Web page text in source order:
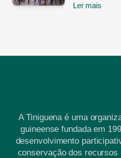
Ler mais
A Tiniguena é uma
guineense fundada em
desenvolvimento
conservação dos